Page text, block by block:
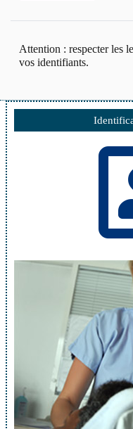
Attention : respecter les
vos identifiants.